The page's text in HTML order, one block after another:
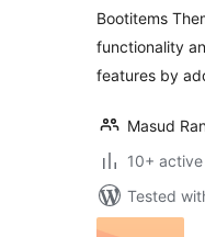
Bootitems
functionality
features by
Masud
10+
Tested